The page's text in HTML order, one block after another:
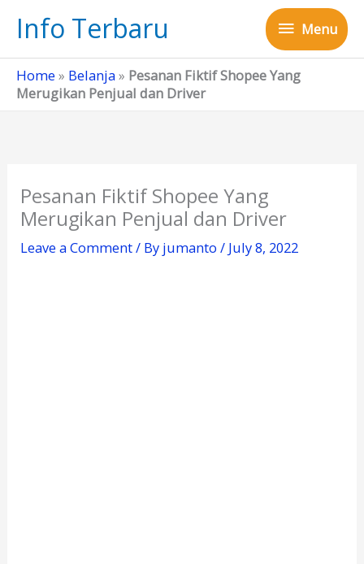
Info Terbaru Menu
Menu
Home » Belanja» Pesanan Fiktif Shopee Yang
Merugikan Penjual dan Driver
Pesanan Fiktif Shopee Yang
Merugikan Penjual dan Driver
Leave a Comment/ By jumanto/ July 8, 2022